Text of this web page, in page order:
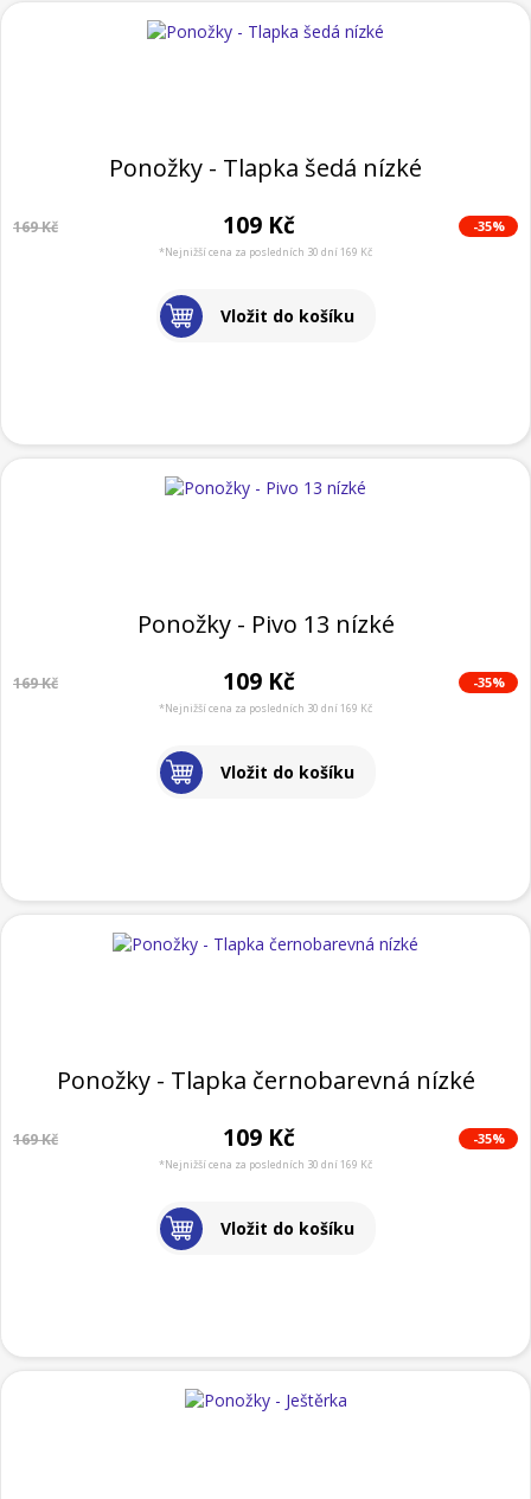
Ponožky - Tlapka šedá nízké
169 Kč 109 Kč -35%
*Nejnižší cena za posledních 30 dní 169 Kč
Vložit do košíku
Ponožky - Pivo 13 nízké
169 Kč 109 Kč -35%
*Nejnižší cena za posledních 30 dní 169 Kč
Vložit do košíku
Ponožky - Tlapka černobarevná nízké
169 Kč 109 Kč -35%
*Nejnižší cena za posledních 30 dní 169 Kč
Vložit do košíku